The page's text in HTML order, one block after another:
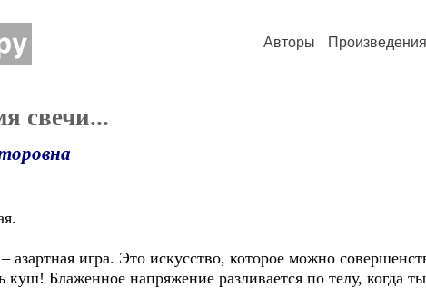
Авторы Произведения
свечи...
азартная игра. Это искусство, которое можно
куш! Блаженное напряжение разливается по телу,